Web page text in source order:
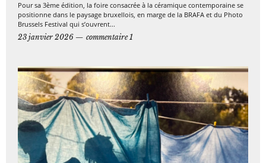
Pour sa 3ème édition, la foire consacrée à la céramique contemporaine se
positionne dans le paysage bruxellois, en marge de la BRAFA et du Photo
Brussels Festival qui s’ouvrent...
23 janvier 2026
commentaire 1